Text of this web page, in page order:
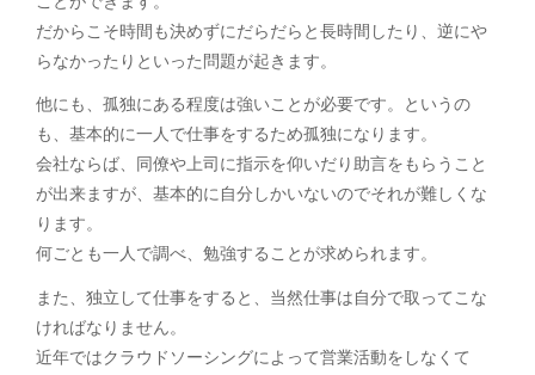
だからこそ時間も決めずにだらだらと長時間したり、逆にや
らなかったりといった問題が起きます。
他にも、孤独にある程度は強いことが必要です。というの
も、基本的に一人で仕事をするため孤独になります。
会社ならば、同僚や上司に指示を仰いだり助言をもらうこと
が出来ますが、基本的に自分しかいないのでそれが難しくな
ります。
何ごとも一人で調べ、勉強することが求められます。
また、独立して仕事をすると、当然仕事は自分で取ってこな
ければなりません。
近年ではクラウドソーシングによって営業活動をしなくて